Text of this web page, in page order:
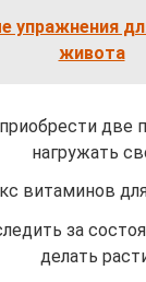
упражнения
живота
приобрести
нагружать
витаминов
за
делать